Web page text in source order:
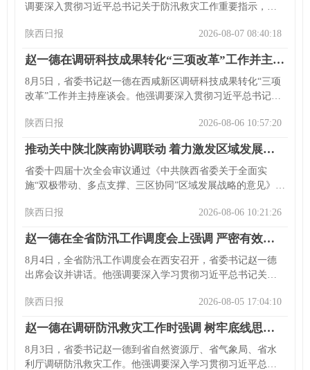
调要深入贯彻习近平总书记关于防汛救灾工作重要指示，坚
雨，部分县镇受灾严重。赵一德到柞水县杏坪镇等地了解情
强调当前防汛关键期，各级各部门要落实防灾救灾工作，各
级领导干部应尽责，基层党组织和党员要发挥作用。省委常
委李钧等参加检查。
陕西日报 2026-08-07 08:40:18
赵一德在调研科技成果转化“三项改革”工作并主持召开座谈会时强调 持续推进“三项改革”拓面提质增效 推动科技创造力加速向现实生产力转化
8月5日，省委书记赵一德在西咸新区调研科技成果转化“三项
改革”工作并主持座谈会。他强调要深入贯彻习近平总书记关
定校企融合发展，鼓励企业创新，强调健全金融服务体系。
转化，强化有组织转化，优化创新生态，希望企业家把握机
遇做强企业。省委常委李钧等参加活动。
陕西日报 2026-08-06 10:57:20
推动关中陕北陕南协调联动 着力激发区域发展优势潜能 ——论认真学习贯彻省委十四届十次全会精神
省委十四届十次全会审议通过《中共陕西省委关于全面实
施“双极带动、多点支撑、三区协同”区域发展战略的意见》，
理念，推进战略实施。要以追求相对平衡推动区域协调发
合发展。全省要落实全会部署，投身区域协调联动实践。
陕西日报 2026-08-06 10:21:26
赵一德在全省防汛工作调度会上强调 严密有效应对本轮强降雨 扎实做好防汛救灾各项工作
8月4日，全省防汛工作调度会在西安召开，省委书记赵一德
出席会议并讲话。他强调要深入学习贯彻习近平总书记关于
做好防汛救灾各项工作。指出防汛形势严峻，要求各级各部
灾救助等工作，严格落实责任制，凝聚防灾减灾救灾合力。
会上相关部门通报情况，部分市作发言，省委常委、省委秘
书长李钧出席，各市（区）、省直有关部门主要负责同志等
陕西日报 2026-08-05 17:04:10
赵一德在调研防汛救灾工作时强调 树牢底线思维极限思维 以严实举措保障全省安全度汛
8月3日，省委书记赵一德到省自然资源厅、省气象局、省水
利厅调研防汛救灾工作。他强调要深入学习贯彻习近平总书